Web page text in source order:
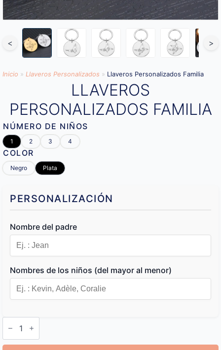
< >
Inicio » Llaveros Personalizados » Llaveros Personalizados Familia
LLAVEROS
PERSONALIZADOS FAMILIA
NÚMERO DE NIÑOS
1 2 3 4
COLOR
Negro Plata
PERSONALIZACIÓN
Nombre del padre
Nombres de los niños (del mayor al menor)
Llaveros
Personalizados
Familia
cantidad